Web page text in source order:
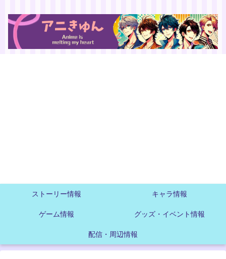
ストーリー情報 キャラ情報
ゲーム情報 グッズ・イベント情報
配信・周辺情報